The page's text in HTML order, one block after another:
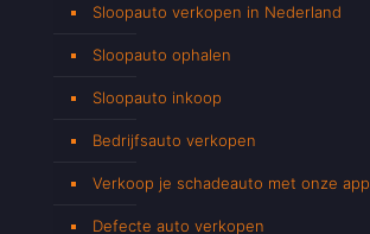
Sloopauto verkopen in Nederland
Sloopauto ophalen
Sloopauto inkoop
Bedrijfsauto verkopen
Verkoop je schadeauto met onze app
Defecte auto verkopen